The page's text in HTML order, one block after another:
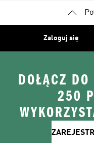
Zaloguj się
DOŁĄCZ
250